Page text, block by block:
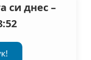
си днес –